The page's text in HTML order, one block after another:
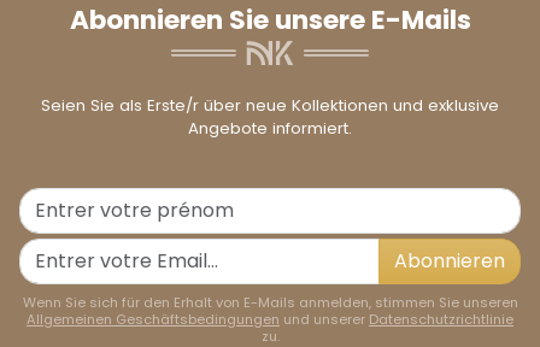
Abonnieren Sie unsere E-Mails
Seien Sie als Erste/r über neue Kollektionen und exklusive
Angebote informiert.
Abonnieren
Wenn Sie sich für den Erhalt von E-Mails anmelden, stimmen Sie unseren
Allgemeinen Geschäftsbedingungen und unserer Datenschutzrichtlinie
zu.